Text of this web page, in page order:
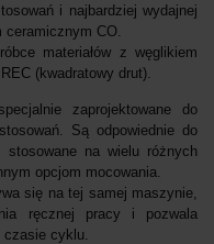
i najbardziej wydajnej
CO.
materiałów z węglikiem
(kwadratowy drut).
zaprojektowane do
Są odpowiednie do
na wielu różnych
opcjom mocowania.
się na tej samej maszynie,
ręcznej pracy i pozwala
cyklu.